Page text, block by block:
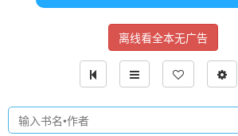
“下面请大家依次投出你怀疑人生的X恋人”
离线看全本无广告